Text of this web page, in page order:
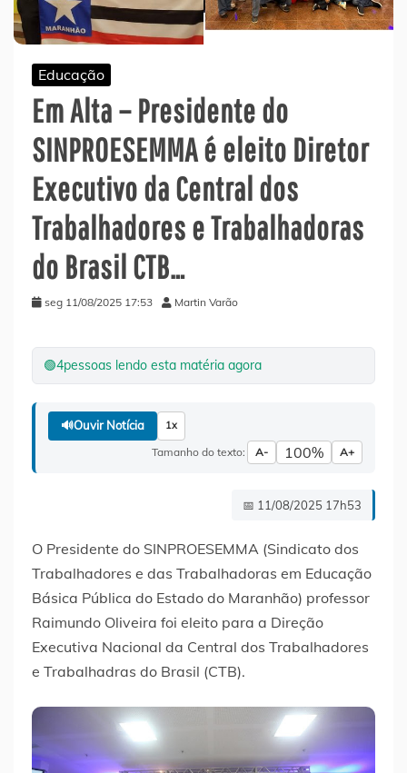
Educação
Em Alta – Presidente do
SINPROESEMMA é eleito Diretor
Executivo da Central dos
Trabalhadores e Trabalhadoras
do Brasil CTB…
seg 11/08/2025 17:53 Martin Varão
🟢4pessoas lendo esta matéria agora
🔊Ouvir Notícia 1x
Tamanho do texto: A- 100% A+
📅 11/08/2025 17h53
O Presidente do SINPROESEMMA (Sindicato dos
Trabalhadores e das Trabalhadoras em Educação
Básica Pública do Estado do Maranhão) professor
Raimundo Oliveira foi eleito para a Direção
Executiva Nacional da Central dos Trabalhadores
e Trabalhadras do Brasil (CTB).